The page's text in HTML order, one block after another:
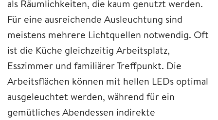
als Räumlichkeiten, die kaum genutzt werden.
Für eine ausreichende Ausleuchtung sind
meistens mehrere Lichtquellen notwendig. Oft
ist die Küche gleichzeitig Arbeitsplatz,
Esszimmer und familiärer Treffpunkt. Die
Arbeitsflächen können mit hellen LEDs optimal
ausgeleuchtet werden, während für ein
gemütliches Abendessen indirekte